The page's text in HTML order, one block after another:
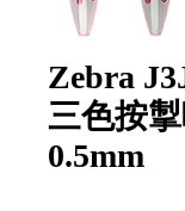
Zebra
三色按
0.5mm